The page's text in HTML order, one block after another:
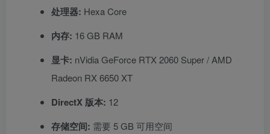
处理器: Hexa Core
内存: 16 GB RAM
显卡: nVidia GeForce RTX 2060 Super / AMD
Radeon RX 6650 XT
DirectX 版本: 12
存储空间: 需要 5 GB 可用空间